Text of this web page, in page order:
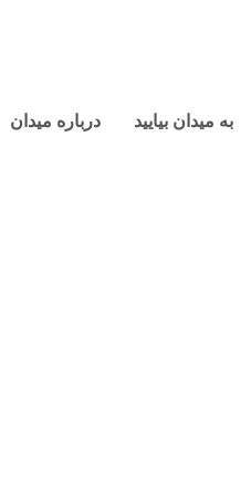
به میدان بیایید درباره میدان